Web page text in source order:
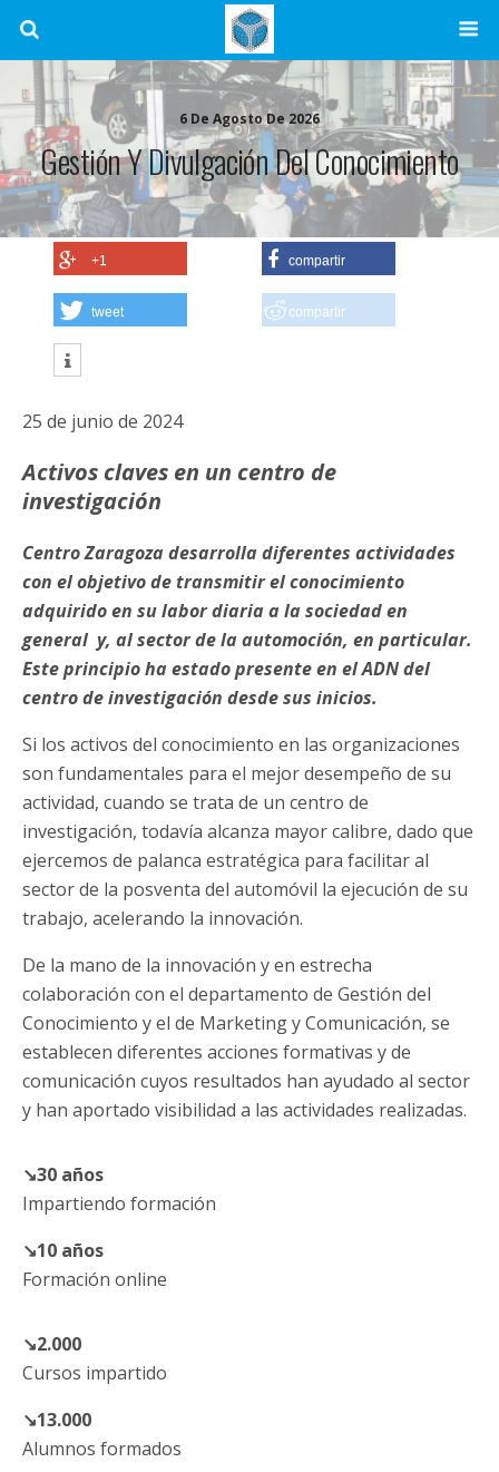
6 De Agosto De 2026
Gestión Y Divulgación Del Conocimiento
+1 compartir
tweet compartir
25 de junio de 2024
Activos claves en un centro de
investigación
Centro Zaragoza desarrolla diferentes actividades
con el objetivo de transmitir el conocimiento
adquirido en su labor diaria a la sociedad en
general y, al sector de la automoción, en particular.
Este principio ha estado presente en el ADN del
centro de investigación desde sus inicios.
Si los activos del conocimiento en las organizaciones
son fundamentales para el mejor desempeño de su
actividad, cuando se trata de un centro de
investigación, todavía alcanza mayor calibre, dado que
ejercemos de palanca estratégica para facilitar al
sector de la posventa del automóvil la ejecución de su
trabajo, acelerando la innovación.
De la mano de la innovación y en estrecha
colaboración con el departamento de Gestión del
Conocimiento y el de Marketing y Comunicación, se
establecen diferentes acciones formativas y de
comunicación cuyos resultados han ayudado al sector
y han aportado visibilidad a las actividades realizadas.
↘30 años
Impartiendo formación
↘10 años
Formación online
↘2.000
Cursos impartido
↘13.000
Alumnos formados